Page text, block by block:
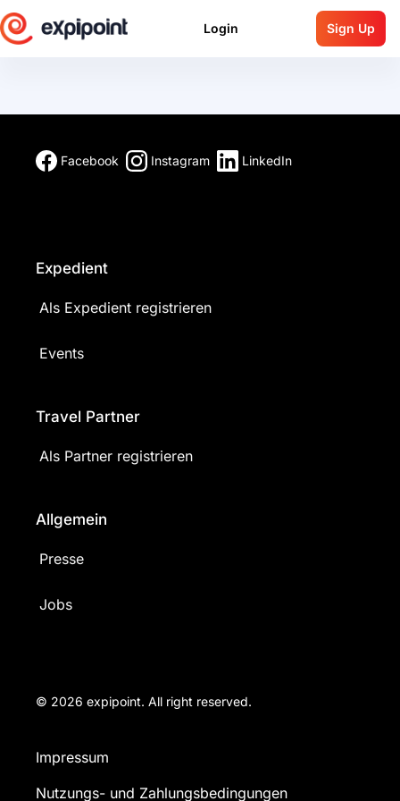
Login Sign Up
Facebook Instagram LinkedIn
Expedient
Als Expedient registrieren
Events
Travel Partner
Als Partner registrieren
Allgemein
Presse
Jobs
© 2026 expipoint. All right reserved.
Impressum
Nutzungs- und Zahlungsbedingungen